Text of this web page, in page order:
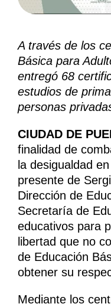
A través de los
Básica para
entregó 68
estudios de
personas
CIUDAD DE
finalidad de
la desigualdad
presente de
Dirección de
Secretaría de
educativos para
libertad que no
de Educación
obtener su
Mediante los